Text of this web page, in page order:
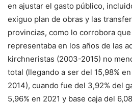
en ajustar el gasto público,
exiguo plan de obras y las
provincias, como lo corrobora
representaba en los años de las
kirchneristas (2003-2015) no
total (llegando a ser del 15,98%
2014), cuando fue del 3,92% del
5,96% en 2021 y base caja del